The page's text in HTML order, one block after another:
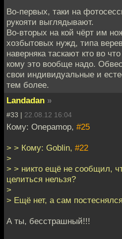
Во-первых, таки на
рукояти выглядывают.
Во-вторых на кой чёрт им
хозбытовых нужд, типа
наверняка таскают кто во
кому это вообще надо.
свои индивидуальные и
тем более.
Landadan »
#33 | 22.08.12 16:04
Кому: Onepamop, #25
> > Кому: Goblin, #22
>
> > никто ещё не сообщил,
целиться нельзя?
>
> Ещё нет, а сам
А ты, бесстрашный!!!